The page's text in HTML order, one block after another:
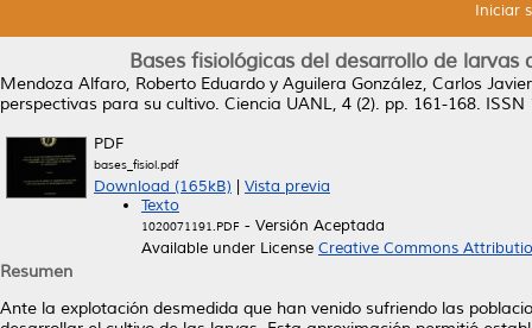
Iniciar
Bases fisiológicas del desarrollo de
Mendoza Alfaro, Roberto Eduardo y Aguilera González, Carlos Javier
perspectivas para su cultivo. Ciencia UANL, 4 (2). pp. 161-168. ISSN
PDF
bases_fisiol.pdf
Download (165kB)
Vista previa
Texto
1020071191.PDF - Versión Aceptada
Available under License Creative Commons
Resumen
Ante la explotación desmedida que han venido sufriendo las